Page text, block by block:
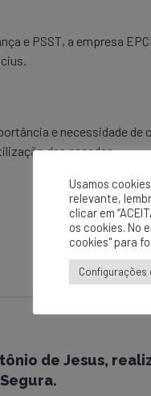
e PSST, a empresa
e necessidade de
das escadas.
de Jesus,
Usamos
relevante,
clicar em
os cookies. No
cookies" para
Configurações